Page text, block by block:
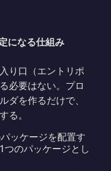
になる仕組み
り口（エントリポ
必要はない。プロ
ダを作るだけで、
る。
ッケージを配置す
つのパッケージとし